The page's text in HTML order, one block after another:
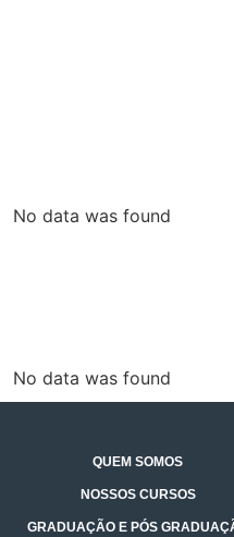
No data was found
No data was found
QUEM SOMOS
NOSSOS CURSOS
GRADUAÇÃO E PÓS